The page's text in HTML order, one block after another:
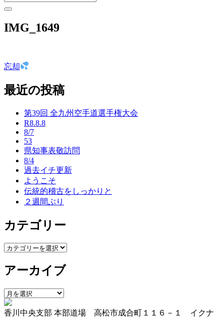
IMG_1649
投
稿
忘却
最近の投稿
第39回 全九州空手道選手権大会
R8.8.8
8/7
53
県知事表敬訪問
8/4
過去イチ更新
ようこそ
伝統的稽古をしっかりと
２週間ぶり
カテゴリー
カ
ゴ
ー
アーカイブ
ア
ー
カ
香川中央支部 本部道場 高松市成合町１１６－１ イクナ